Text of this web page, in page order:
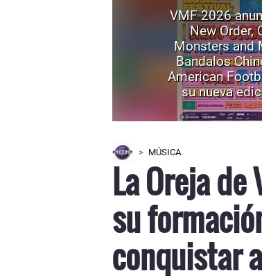
VMF 2026
New Order,
Monsters and
Bandalos
American
su nueva
MÚSICA
La Oreja de
su
conquistar